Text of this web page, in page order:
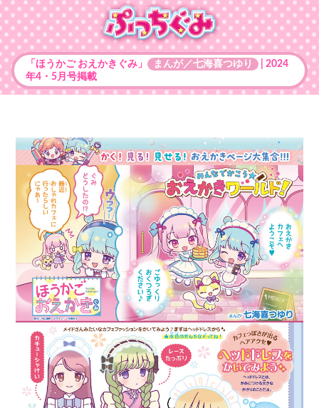
「ほうかご おえかきぐみ」 まんが／七海喜つゆり
| 2024
年4・5月号掲載